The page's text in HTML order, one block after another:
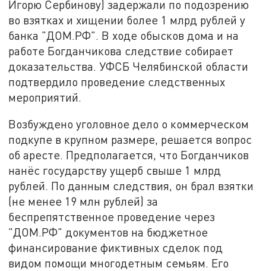
Игорю Сербинову) задержали по подозрению
во взятках и хищении более 1 млрд рублей у
банка "ДОМ.РФ". В ходе обысков дома и на
работе Богданчикова следствие собирает
доказательства. УФСБ Челябинской области
подтвердило проведение следственных
мероприятий.
Возбуждено уголовное дело о коммерческом
подкупе в крупном размере, решается вопрос
об аресте. Предполагается, что Богданчиков
нанёс государству ущерб свыше 1 млрд
рублей. По данным следствия, он брал взятки
(не менее 19 млн рублей) за
беспрепятственное проведение через
"ДОМ.РФ" документов на бюджетное
финансирование фиктивных сделок под
видом помощи многодетным семьям. Его